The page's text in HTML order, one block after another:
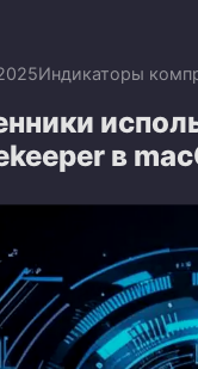
Индикаторы
в